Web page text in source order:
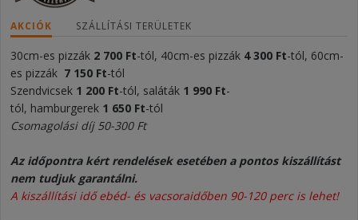
AKCIÓK SZÁLLÍTÁSI TERÜLETEK
30cm-es pizzák 2 700 Ft-tól, 40cm-es pizzák 4 300 Ft-tól, 60cm-
es pizzák 7 150 Ft-tól
Szendvicsek 1 200 Ft-tól, saláták 1 990 Ft-
tól, hamburgerek 1 650 Ft-tól
Csomagolási díj 50-300 Ft
Az időpontra kért rendelések esetében a pontos kiszállítást
nem tudjuk garantálni.
A kiszállítási idő ebéd- és vacsoraidőben 90-120 perc is lehet!